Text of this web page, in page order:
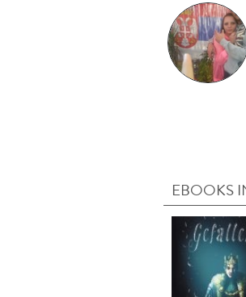
EBOOKS